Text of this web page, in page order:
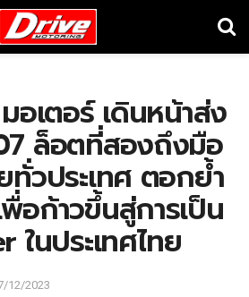
อเตอร์ เดินหน้าส่ง
ล็อตที่สองถึงมือ
ทั่วประเทศ ตอกย้ำ
อก้าวขึ้นสู่การเป็น
ในประเทศไทย
12/2023